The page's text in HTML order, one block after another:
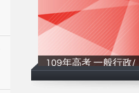
109年⾼考 一般行政/
讀家補習班